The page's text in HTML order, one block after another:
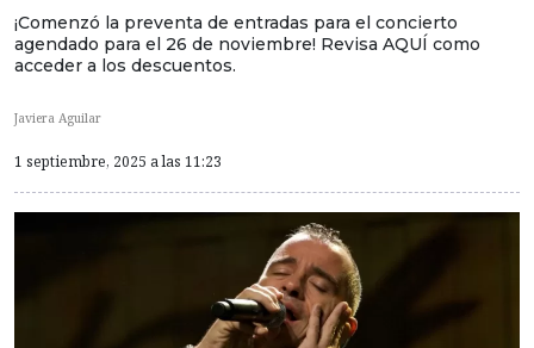
¡Comenzó la preventa de entradas para el concierto
agendado para el 26 de noviembre! Revisa AQUÍ como
acceder a los descuentos.
Javiera Aguilar
1 septiembre, 2025 a las 11:23